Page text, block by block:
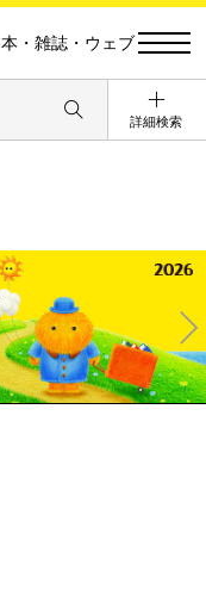
本・雑誌・ウェブ
詳細検索
Ne
xt